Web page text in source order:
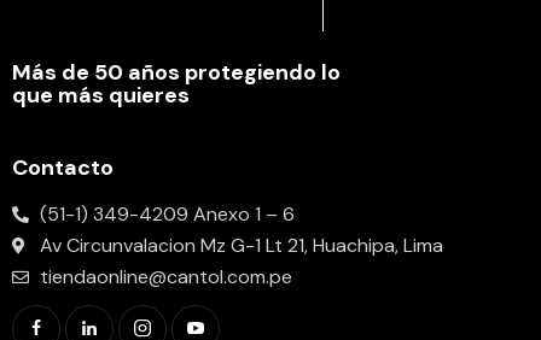
Más de 50 años protegiendo lo
que más quieres
Contacto
(51-1) 349-4209 Anexo 1 – 6
Av Circunvalacion Mz G-1 Lt 21, Huachipa, Lima
tiendaonline@cantol.com.pe